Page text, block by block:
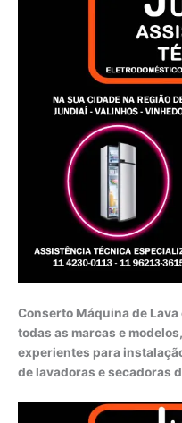
Conserto Máquina de
todas as marcas e
experientes para
de lavadoras e secadoras